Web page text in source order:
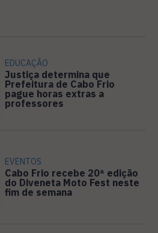
EDUCAÇÃO
Justiça determina que
Prefeitura de Cabo Frio
pague horas extras a
professores
EVENTOS
Cabo Frio recebe 20ª edição
do Diveneta Moto Fest neste
fim de semana